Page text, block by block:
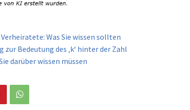
Was Sie wissen sollten
zur Bedeutung des ‚k‘ hinter der Zahl
darüber wissen müssen